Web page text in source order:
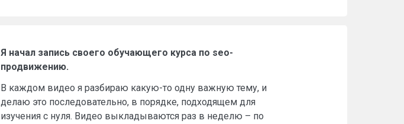
Я начал запись своего обучающего курса по seo-
продвижению.
В каждом видео я разбираю какую-то одну важную тему, и
делаю это последовательно, в порядке, подходящем для
изучения с нуля. Видео выкладываются раз в неделю – по